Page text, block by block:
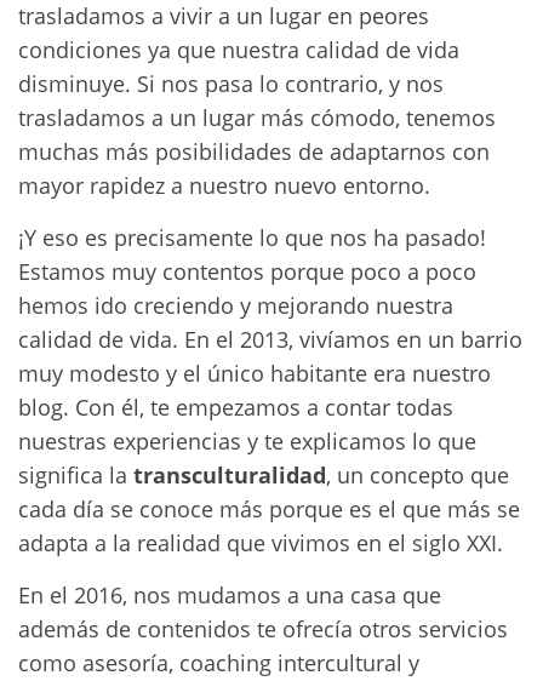
trasladamos a vivir a un lugar en peores
condiciones ya que nuestra calidad de vida
disminuye. Si nos pasa lo contrario, y nos
trasladamos a un lugar más cómodo, tenemos
muchas más posibilidades de adaptarnos con
mayor rapidez a nuestro nuevo entorno.
¡Y eso es precisamente lo que nos ha pasado!
Estamos muy contentos porque poco a poco
hemos ido creciendo y mejorando nuestra
calidad de vida. En el 2013, vivíamos en un barrio
muy modesto y el único habitante era nuestro
blog. Con él, te empezamos a contar todas
nuestras experiencias y te explicamos lo que
significa la transculturalidad, un concepto que
cada día se conoce más porque es el que más se
adapta a la realidad que vivimos en el siglo XXI.
En el 2016, nos mudamos a una casa que
además de contenidos te ofrecía otros servicios
como asesoría, coaching intercultural y